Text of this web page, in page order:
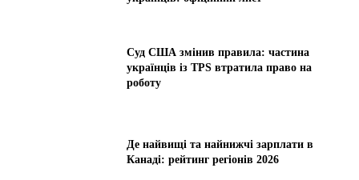
Суд США змінив правила: частина
українців із TPS втратила право на
роботу
Де найвищі та найнижчі зарплати в
Канаді: рейтинг регіонів 2026